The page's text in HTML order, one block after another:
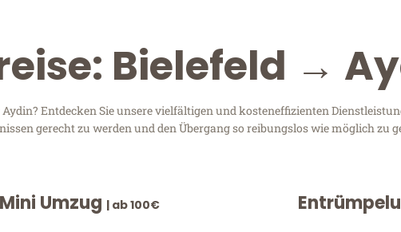
Bielefeld →
Entdecken Sie unsere vielfältigen und kosteneffizienten
gerecht zu werden und den Übergang so reibungslos wie möglich zu
Mini Umzug | ab 100€